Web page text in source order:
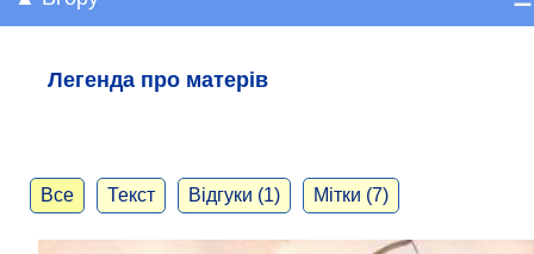
Легенда про матерів
Все Текст Відгуки (1) Мітки (7)